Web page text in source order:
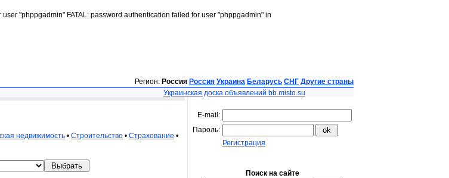
"phppgadmin" FATAL: password authentication failed for user "phppgadmin" in
Регион: Россия Россия Украина Беларусь СНГ Другие страны
Украинская доска объявлений bb.misto.su
недвижимость • Строительство • Страхование •
E-mail:
Пароль:
Регистрация
Поиск на сайте